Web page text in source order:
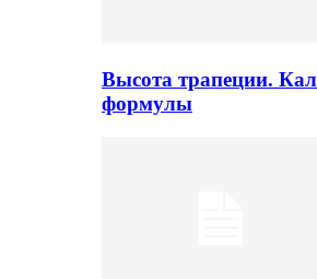
Высота трапеции.
формулы